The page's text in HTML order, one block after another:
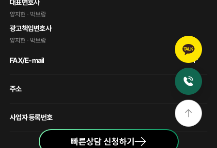
빠른상담 신청하기
대표변호사
양지현 · 박보람
광고책임변호사
양지현 · 박보람
FAX/E-mail
주소
사업자 등록번호